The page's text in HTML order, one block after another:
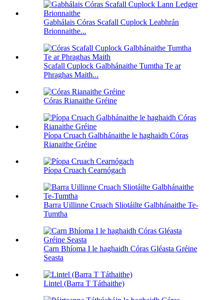
Gabhálais Córas Scafall Cuplock Leabhrán
Brionnaithe...
Scafall Cuplock Galbhánaithe Tumtha Te ar
Phraghas Maith...
Córas Rianaithe Gréine
Píopa Cruach Galbhánaithe le haghaidh Córas
Rianaithe Gréine
Píopa Cruach Cearnógach
Barra Uillinne Cruach Sliotáilte Galbhánaithe Te-
Tumtha
Carn Bhíoma I le haghaidh Córas Gléasta Gréine
Seasta
Lintel (Barra T Táthaithe)